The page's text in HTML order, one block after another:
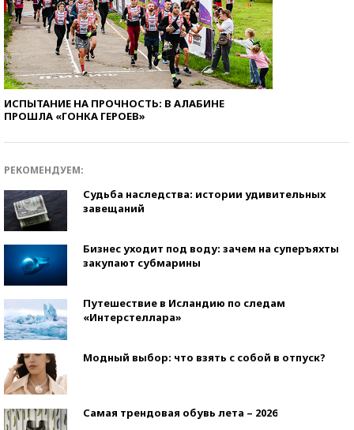
ИСПЫТАНИЕ НА ПРОЧНОСТЬ: В АЛАБИНЕ
ПРОШЛА «ГОНКА ГЕРОЕВ»
РЕКОМЕНДУЕМ:
Судьба наследства: истории удивительных
завещаний
Бизнес уходит под воду: зачем на суперъяхты
закупают субмарины
Путешествие в Исландию по следам
«Интерстеллара»
Модный выбор: что взять с собой в отпуск?
Самая трендовая обувь лета – 2026